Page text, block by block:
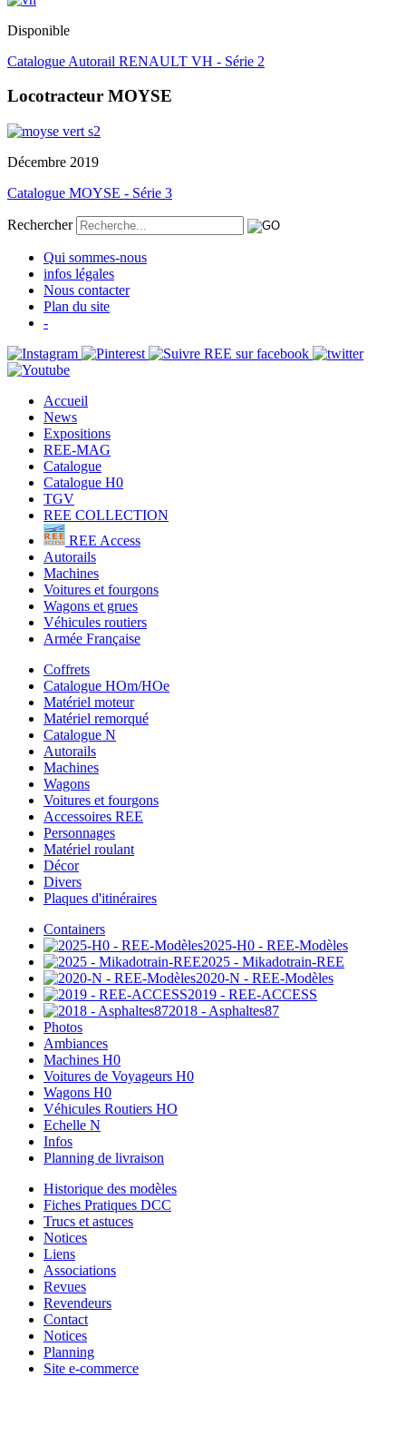
Disponible
Catalogue Autorail RENAULT VH - Série 2
Locotracteur MOYSE
Décembre 2019
Catalogue MOYSE - Série 3
Rechercher
Qui sommes-nous
infos légales
Nous contacter
Plan du site
-
Accueil
News
Expositions
REE-MAG
Catalogue
Catalogue H0
TGV
REE COLLECTION
REE Access
Autorails
Machines
Voitures et fourgons
Wagons et grues
Véhicules routiers
Armée Française
Coffrets
Catalogue HOm/HOe
Matériel moteur
Matériel remorqué
Catalogue N
Autorails
Machines
Wagons
Voitures et fourgons
Accessoires REE
Personnages
Matériel roulant
Décor
Divers
Plaques d'itinéraires
Containers
2025-H0 - REE-Modèles
2025 - Mikadotrain-REE
2020-N - REE-Modèles
2019 - REE-ACCESS
2018 - Asphaltes87
Photos
Ambiances
Machines H0
Voitures de Voyageurs H0
Wagons H0
Véhicules Routiers HO
Echelle N
Infos
Planning de livraison
Historique des modèles
Fiches Pratiques DCC
Trucs et astuces
Notices
Liens
Associations
Revues
Revendeurs
Contact
Notices
Planning
Site e-commerce